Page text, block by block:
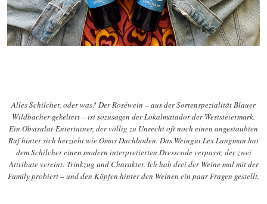
Alles Schilcher, oder was? Der Roséwein – aus der Sortenspezialität Blauer
Wildbacher gekeltert – ist sozusagen der Lokalmatador der Weststeiermark.
Ein Obstsalat-Entertainer, der völlig zu Unrecht oft noch einen angestaubten
Ruf hinter sich herzieht wie Omas Dachboden. Das Weingut Lex Langman hat
dem Schilcher einen modern interpretierten Dresscode verpasst, der zwei
Attribute vereint: Trinkzug und Charakter. Ich hab drei der Weine mal mit der
Family probiert – und den Köpfen hinter den Weinen ein paar Fragen gestellt.